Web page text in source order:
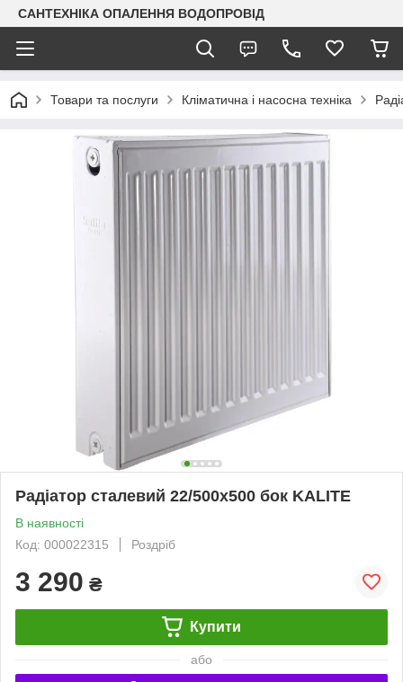
САНТЕХНІКА ОПАЛЕННЯ ВОДОПРОВІД
Товари та послуги Кліматична і насосна техніка
Радіатор сталевий 22/500x500 бок KALITE
В наявності
Код: 000022315
Роздріб
3 290 ₴
Купити
або